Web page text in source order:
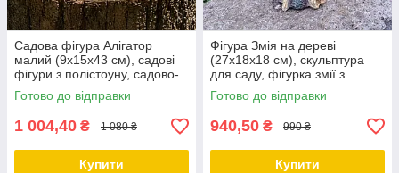
Садова фігура Алігатор
малий (9х15х43 см), садові
фігури з полістоуну, садово-
паркові фігури
Готово до відправки
1 004,40 ₴ 1 080 ₴
Купити
Фігура Змія на дереві
(27х18х18 см), скульптура
для саду, фігурка змії з
полістоуну
Готово до відправки
940,50 ₴ 990 ₴
Купити